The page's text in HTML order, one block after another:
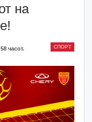
на
СПОРТ
часот.